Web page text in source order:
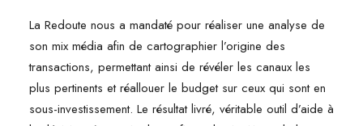
La Redoute nous a mandaté pour réaliser une analyse de
son mix média afin de cartographier l’origine des
transactions, permettant ainsi de révéler les canaux les
plus pertinents et réallouer le budget sur ceux qui sont en
sous-investissement. Le résultat livré, véritable outil d’aide à